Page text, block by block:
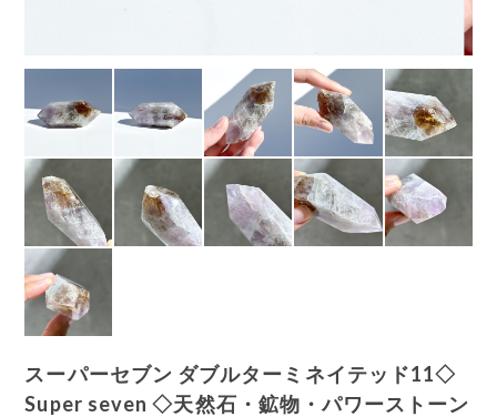
スーパーセブン ダブルターミネイテッド11◇
Super seven ◇天然石・鉱物・パワーストーン